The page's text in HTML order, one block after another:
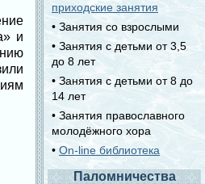
и
приходские занятия
• Занятия со взрослыми
• Занятия с детьми от 3,5
до 8 лет
• Занятия с детьми от 8 до
14 лет
• Занятия православного
молодёжного хора
• On-line библиотека
Паломничества